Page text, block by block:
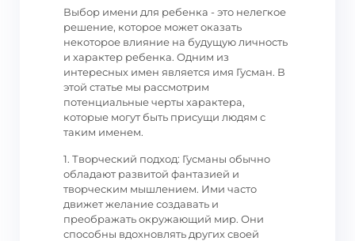
Выбор имени для ребенка - это нелегкое
решение, которое может оказать
некоторое влияние на будущую личность
и характер ребенка. Одним из
интересных имен является имя Гусман. В
этой статье мы рассмотрим
потенциальные черты характера,
которые могут быть присущи людям с
таким именем.
1. Творческий подход: Гусманы обычно
обладают развитой фантазией и
творческим мышлением. Ими часто
движет желание создавать и
преображать окружающий мир. Они
способны вдохновлять других своей